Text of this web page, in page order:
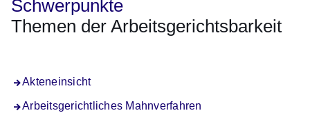
Schwerpunkte
Themen der Arbeitsgerichtsbarkeit
Akteneinsicht
Arbeitsgerichtliches Mahnverfahren